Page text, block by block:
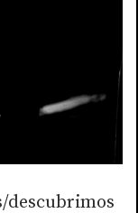
descubrimos